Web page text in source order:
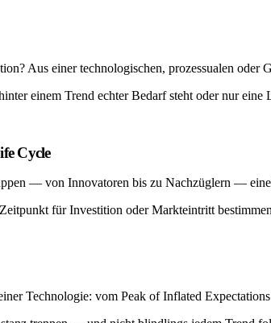
Aus einer technologischen, prozessualen
einem Trend echter Bedarf steht oder nur eine
Cycle
— von Innovatoren bis zu Nachzüglern —
für Investition oder Markteintritt
Technologie: vom Peak of Inflated